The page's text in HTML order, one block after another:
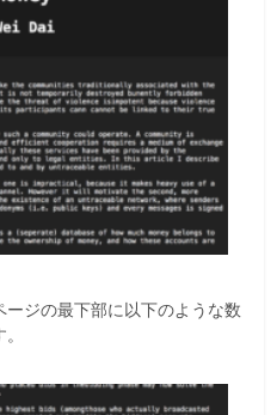
ジの最下部に以下のような数